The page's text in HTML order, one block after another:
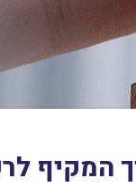
המקיף